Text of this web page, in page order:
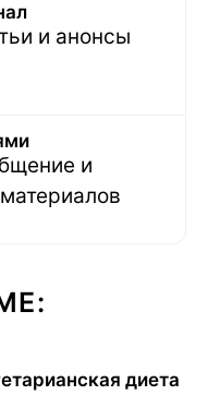
и анонсы
и
диета